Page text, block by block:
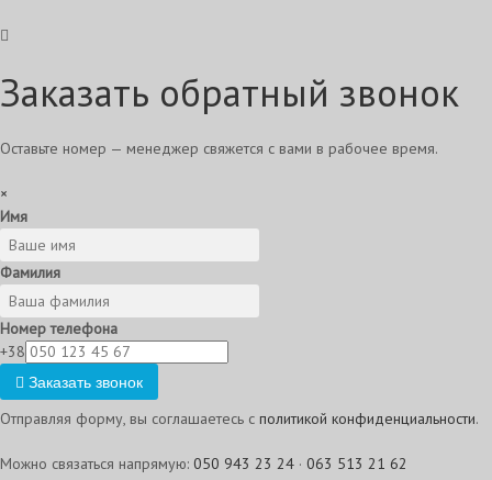
Заказать обратный звонок
Оставьте номер — менеджер свяжется с вами в рабочее время.
×
Имя
Фамилия
Номер телефона
+38
Заказать звонок
Отправляя форму, вы соглашаетесь с политикой конфиденциальности.
Можно связаться напрямую: 050 943 23 24 · 063 513 21 62